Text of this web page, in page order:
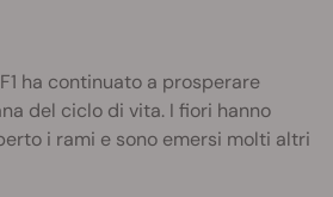
ha continuato a prosperare
del ciclo di vita. I fiori hanno
i rami e sono emersi molti altri